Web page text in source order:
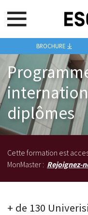
diplômes
Cette formation est
MonMaster : Rejoignez-
+ de 130
BROCHURE